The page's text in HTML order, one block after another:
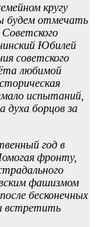
кругу
будем отмечать
Юбилей
советского
любимой
испытаний,
духа борцов за
год в
фронту,
фашизмом
бесконечных
встретить